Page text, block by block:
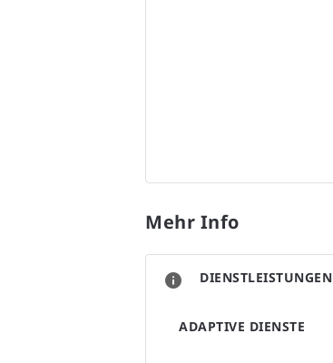
Mehr Info
DIENSTLEISTUNGEN
ADAPTIVE DIENSTE